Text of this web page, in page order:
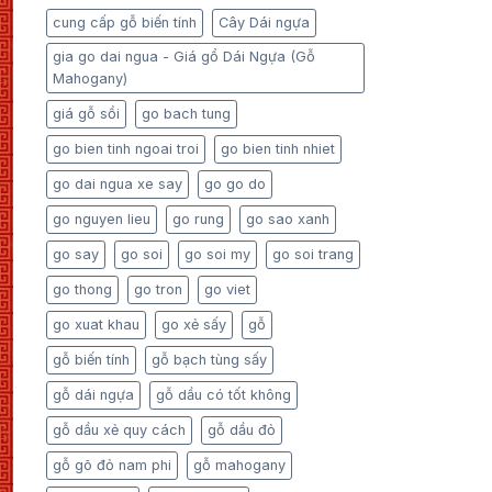
cung cấp gỗ biến tính Cây Dái ngựa
gia go dai ngua - Giá gổ Dái Ngựa (Gỗ
Mahogany)
giá gỗ sồi go bach tung
go bien tinh ngoai troi go bien tinh nhiet
go dai ngua xe say go go do
go nguyen lieu go rung go sao xanh
go say go soi go soi my go soi trang
go thong go tron go viet
go xuat khau go xẻ sấy gỗ
gỗ biến tính gỗ bạch tùng sấy
gỗ dái ngựa gỗ dầu có tốt không
gỗ dầu xẻ quy cách gỗ dầu đỏ
gỗ gõ đỏ nam phi gỗ mahogany